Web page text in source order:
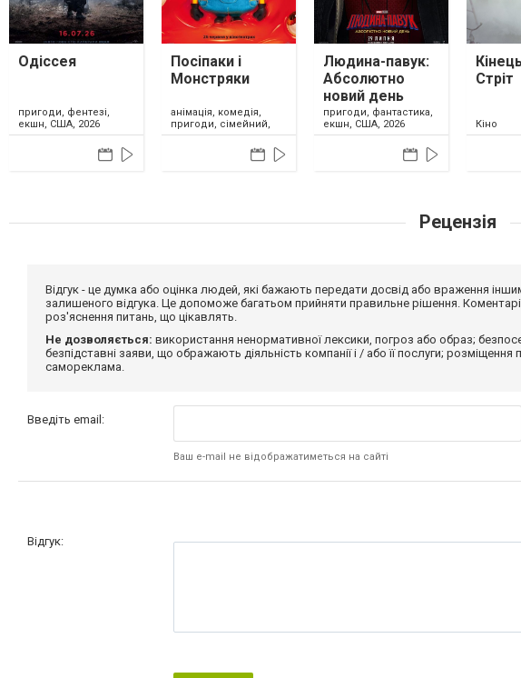
Одіссея
пригоди, фентезі,
екшн, США, 2026
Посіпаки і
Монстряки
анімація, комедія,
пригоди, сімейний,
США, 2026
Людина-павук:
Абсолютно
новий день
пригоди, фантастика,
екшн, США, 2026
Стріт
Кіно
Рецензія
Відгук - це думка або оцінка людей, які бажають передати досвід або враження
залишеного відгука. Це допоможе багатьом прийняти правильне рішення.
роз'яснення питань, що цікавлять.
Не дозволяється: використання ненормативної лексики, погроз або образ;
безпідставні заяви, що ображають діяльність компанії і / або її послуги;
самореклама.
Введіть email:
Ваш e-mail не відображатиметься на сайті
Відгук: